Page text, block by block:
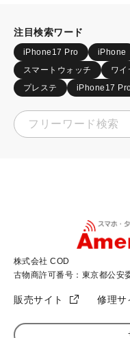
注目検索ワード
iPhone17 Pro iPhone
スマートウォッチ
ワイ
プレステ
iPhone17
株式会社 COD
古物商許可番号：東京都公
販売サイト 修理サ